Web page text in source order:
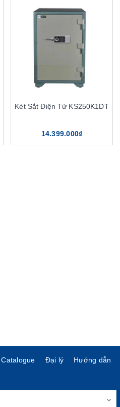
Két Sắt Điện Tử KS250K1DT
14.399.000₫
Catalogue Đại lý
Hướng dẫn